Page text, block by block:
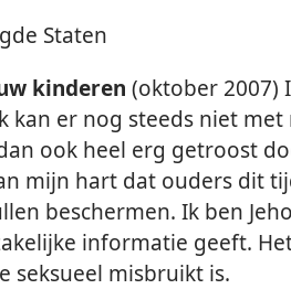
Staten
kinderen (oktober 2007)
kan er nog steeds niet
ook heel erg getroost
mijn hart dat ouders dit
beschermen. Ik ben
informatie geeft.
seksueel misbruikt is.